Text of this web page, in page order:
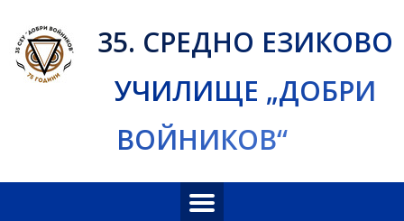
content
35. СРЕДНО ЕЗИКОВО
УЧИЛИЩЕ „ДОБРИ
ВОЙНИКОВ“